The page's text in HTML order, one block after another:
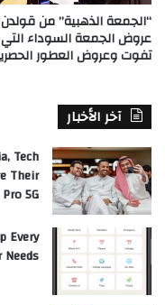
“الجمعة الذهبية” من
عروض الجمعة السوداء التي
تفوت وعروض العطور
آخر الأخبار
Tech
Their
5G
Every
Needs